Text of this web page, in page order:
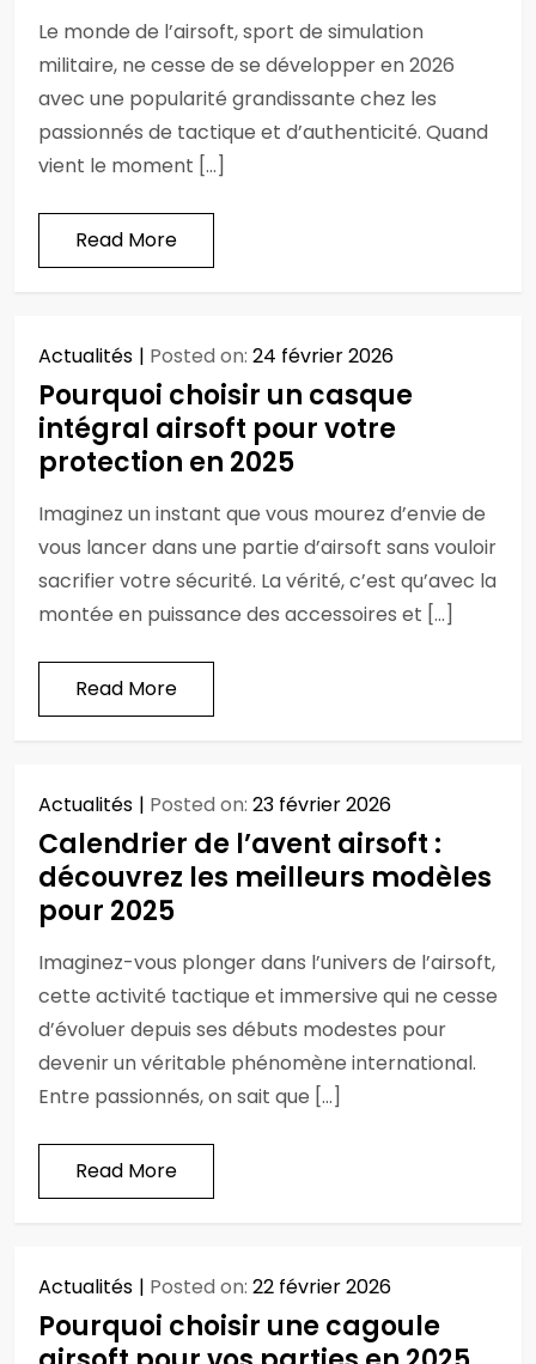
Le monde de l’airsoft, sport de simulation
militaire, ne cesse de se développer en 2026
avec une popularité grandissante chez les
passionnés de tactique et d’authenticité. Quand
vient le moment […]
Read More
Actualités Posted on: 24 février 2026
Pourquoi choisir un casque
intégral airsoft pour votre
protection en 2025
Imaginez un instant que vous mourez d’envie de
vous lancer dans une partie d’airsoft sans vouloir
sacrifier votre sécurité. La vérité, c’est qu’avec la
montée en puissance des accessoires et […]
Read More
Actualités Posted on: 23 février 2026
Calendrier de l’avent airsoft :
découvrez les meilleurs modèles
pour 2025
Imaginez-vous plonger dans l’univers de l’airsoft,
cette activité tactique et immersive qui ne cesse
d’évoluer depuis ses débuts modestes pour
devenir un véritable phénomène international.
Entre passionnés, on sait que […]
Read More
Actualités Posted on: 22 février 2026
Pourquoi choisir une cagoule